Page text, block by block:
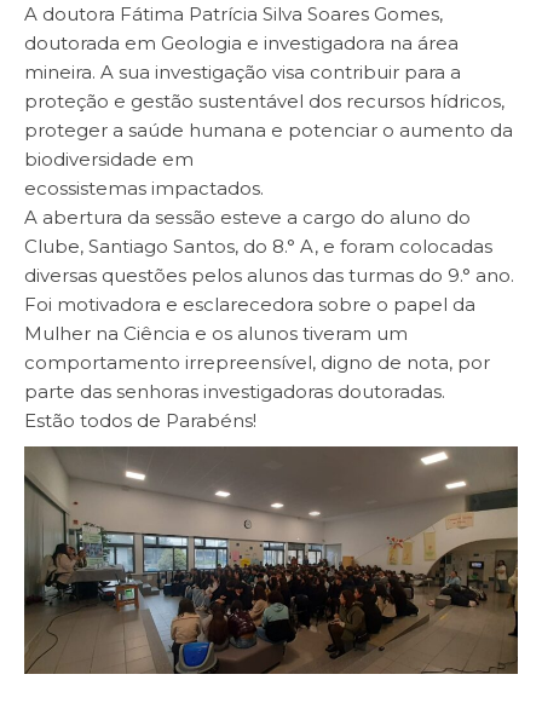
A doutora Fátima Patrícia Silva Soares Gomes,
doutorada em Geologia e investigadora na área
mineira. A sua investigação visa contribuir para a
proteção e gestão sustentável dos recursos hídricos,
proteger a saúde humana e potenciar o aumento da
biodiversidade em
ecossistemas impactados.
A abertura da sessão esteve a cargo do aluno do
Clube, Santiago Santos, do 8.° A, e foram colocadas
diversas questões pelos alunos das turmas do 9.° ano.
Foi motivadora e esclarecedora sobre o papel da
Mulher na Ciência e os alunos tiveram um
comportamento irrepreensível, digno de nota, por
parte das senhoras investigadoras doutoradas.
Estão todos de Parabéns!